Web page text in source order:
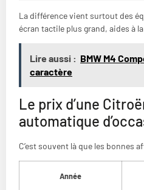
La différence vient surtout des
écran tactile plus grand, aides à
Lire aussi : BMW M4
caractère
Le prix d’une
automatique
C’est souvent là que les bonnes
Année